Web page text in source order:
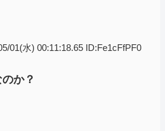
01(水) 00:11:18.65 ID:Fe1cFfPF0
か？